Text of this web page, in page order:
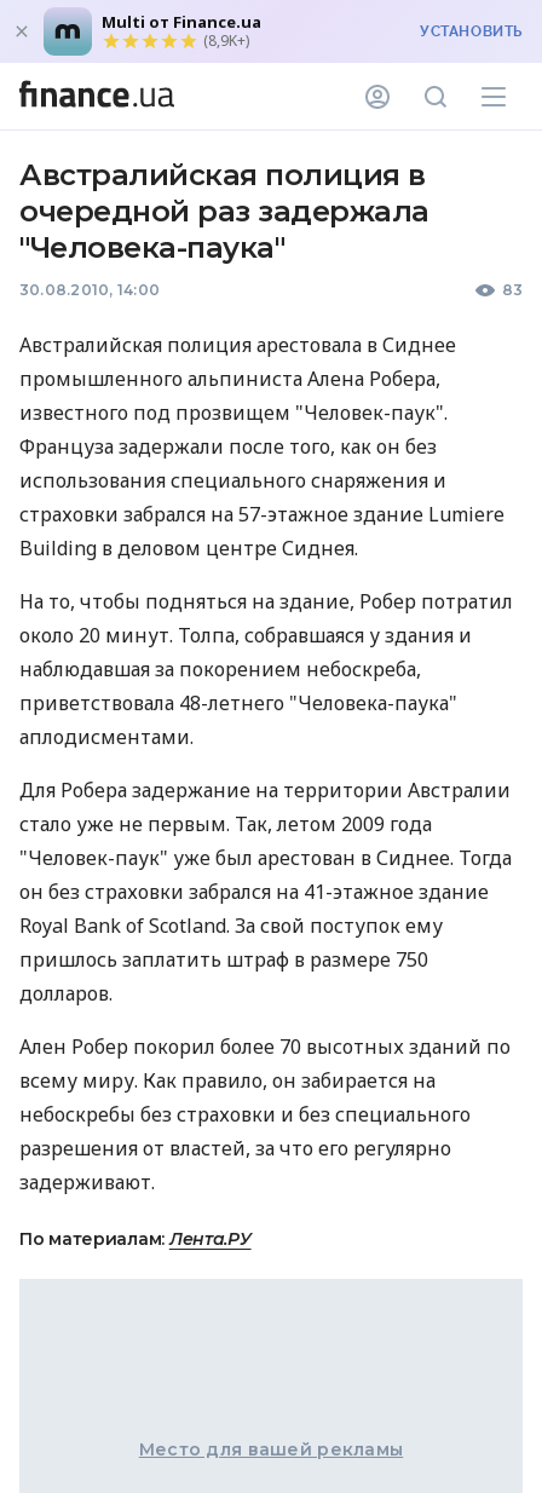
Multi от Finance.ua
(8,9K+) УСТАНОВИТЬ
Австралийская полиция в
очередной раз задержала
"Человека-паука"
30.08.2010, 14:00 83
Австралийская полиция арестовала в Сиднее
промышленного альпиниста Алена Робера,
известного под прозвищем "Человек-паук".
Француза задержали после того, как он без
использования специального снаряжения и
страховки забрался на 57-этажное здание Lumiere
Building в деловом центре Сиднея.
На то, чтобы подняться на здание, Робер потратил
около 20 минут. Толпа, собравшаяся у здания и
наблюдавшая за покорением небоскреба,
приветствовала 48-летнего "Человека-паука"
аплодисментами.
Для Робера задержание на территории Австралии
стало уже не первым. Так, летом 2009 года
"Человек-паук" уже был арестован в Сиднее. Тогда
он без страховки забрался на 41-этажное здание
Royal Bank of Scotland. За свой поступок ему
пришлось заплатить штраф в размере 750
долларов.
Ален Робер покорил более 70 высотных зданий по
всему миру. Как правило, он забирается на
небоскребы без страховки и без специального
разрешения от властей, за что его регулярно
задерживают.
По материалам:Лента.РУ
Место для вашей рекламы